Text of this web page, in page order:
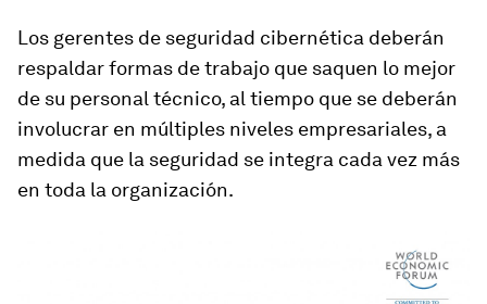
Los gerentes de seguridad cibernética deberán
respaldar formas de trabajo que saquen lo mejor
de su personal técnico, al tiempo que se deberán
involucrar en múltiples niveles empresariales, a
medida que la seguridad se integra cada vez más
en toda la organización.